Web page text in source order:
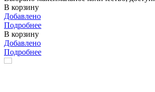
В корзину
Добавлено
Подробнее
В корзину
Добавлено
Подробнее